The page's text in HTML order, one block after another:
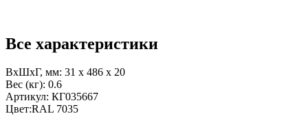
Все характеристики
ВхШхГ, мм: 31 x 486 x 20
Вес (кг): 0.6
Артикул: КГ035667
Цвет:RAL 7035